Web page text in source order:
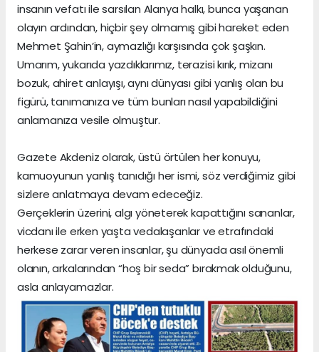
insanın vefatı ile sarsılan Alanya halkı, bunca yaşanan
olayın ardından, hiçbir şey olmamış gibi hareket eden
Mehmet Şahin’in, aymazlığı karşısında çok şaşkın.
Umarım, yukarıda yazdıklarımız, terazisi kırık, mizanı
bozuk, ahiret anlayışı, aynı dünyası gibi yanlış olan bu
figürü, tanımanıza ve tüm bunları nasıl yapabildiğini
anlamanıza vesile olmuştur.
Gazete Akdeniz olarak, üstü örtülen her konuyu,
kamuoyunun yanlış tanıdığı her ismi, söz verdiğimiz gibi
sizlere anlatmaya devam edeceğiz.
Gerçeklerin üzerini, algı yöneterek kapattığını sananlar,
vicdanı ile erken yaşta vedalaşanlar ve etrafındaki
herkese zarar veren insanlar, şu dünyada asıl önemli
olanın, arkalarından “hoş bir seda” bırakmak olduğunu,
asla anlayamazlar.